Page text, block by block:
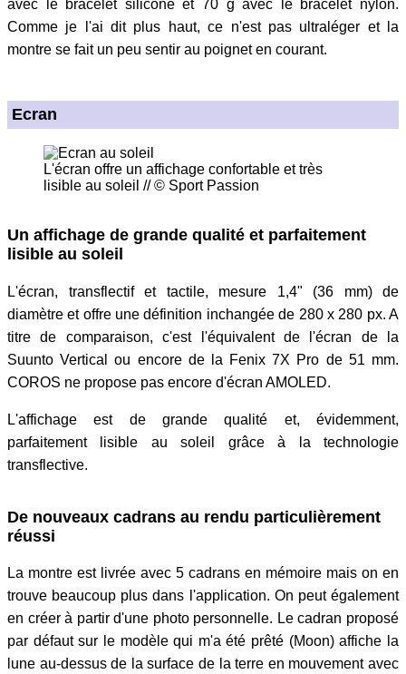
avec le bracelet silicone et 70 g avec le bracelet nylon.
Comme je l'ai dit plus haut, ce n'est pas ultraléger et la
montre se fait un peu sentir au poignet en courant.
Ecran
L'écran offre un affichage confortable et très
lisible au soleil // © Sport Passion
Un affichage de grande qualité et parfaitement
lisible au soleil
L'écran, transflectif et tactile, mesure 1,4" (36 mm) de
diamètre et offre une définition inchangée de 280 x 280 px. A
titre de comparaison, c'est l'équivalent de l'écran de la
Suunto Vertical ou encore de la Fenix 7X Pro de 51 mm.
COROS ne propose pas encore d'écran AMOLED.
L'affichage est de grande qualité et, évidemment,
parfaitement lisible au soleil grâce à la technologie
transflective.
De nouveaux cadrans au rendu particulièrement
réussi
La montre est livrée avec 5 cadrans en mémoire mais on en
trouve beaucoup plus dans l'application. On peut également
en créer à partir d'une photo personnelle. Le cadran proposé
par défaut sur le modèle qui m'a été prêté (Moon) affiche la
lune au-dessus de la surface de la terre en mouvement avec